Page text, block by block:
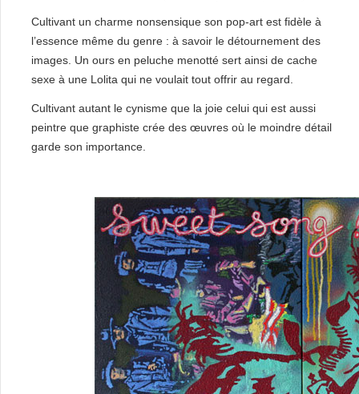
Cultivant un charme nonsensique son pop-art est fidèle à
l’essence même du genre : à savoir le détournement des
images. Un ours en peluche menotté sert ainsi de cache
sexe à une Lolita qui ne voulait tout offrir au regard.
Cultivant autant le cynisme que la joie celui qui est aussi
peintre que graphiste crée des œuvres où le moindre détail
garde son importance.